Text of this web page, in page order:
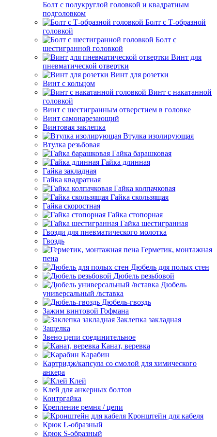
Болт с полукруглой головкой и квадратным
подголовком
Болт с Т-образной
головкой
Болт с
шестигранной головкой
Винт для
пневматической отвертки
Винт для розетки
Винт с кольцом
Винт с накатанной
головкой
Винт с шестигранным отверстием в головке
Винт самонарезающий
Винтовая заклепка
Втулка изолирующая
Втулка резьбовая
Гайка барашковая
Гайка длинная
Гайка закладная
Гайка квадратная
Гайка колпачковая
Гайка скользящая
Гайка скоростная
Гайка стопорная
Гайка шестигранная
Гвозди для пневматического молотка
Гвоздь
Герметик, монтажная
пена
Дюбель для полых стен
Дюбель резьбовой
Дюбель
универсальный /вставка
Дюбель-гвоздь
Зажим винтовой Гофмана
Заклепка закладная
Защелка
Звено цепи соединительное
Канат, веревка
Карабин
Картридж/капсула со смолой для химического
анкера
Клей
Клей для анкерных болтов
Контргайка
Крепление ремня / цепи
Кронштейн для кабеля
Крюк L-образный
Крюк S-образный